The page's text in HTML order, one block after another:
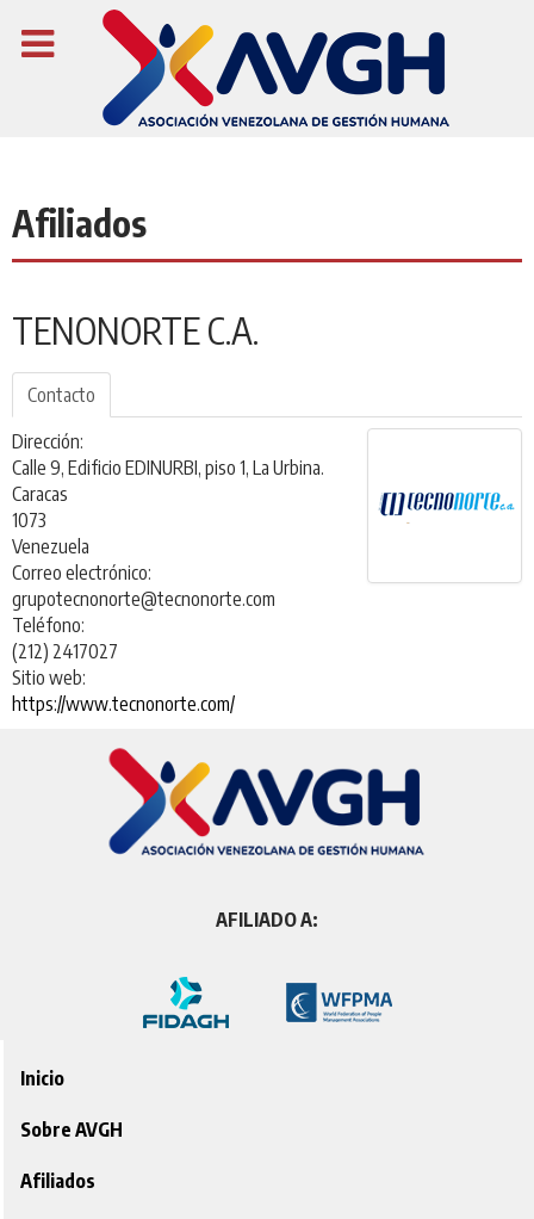
Afiliados
TENONORTE C.A.
Contacto
Dirección:
Calle 9, Edificio EDINURBI, piso 1, La Urbina.
Caracas
1073
Venezuela
Correo electrónico:
grupotecnonorte@tecnonorte.com
Teléfono:
(212) 2417027
Sitio web:
https://www.tecnonorte.com/
AFILIADO A:
Inicio
Sobre AVGH
Afiliados